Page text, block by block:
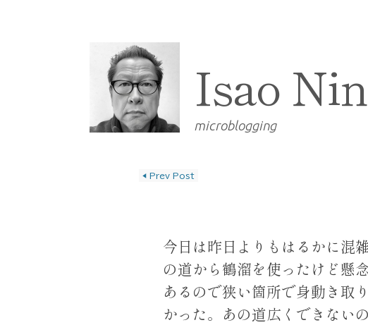
Isao
microblogging
◀ Prev Post
今日は昨日よりもはるかに混
の道から鶴溜を使ったけど懸
あるので狭い箇所で身動き取
かった。あの道広くできないの